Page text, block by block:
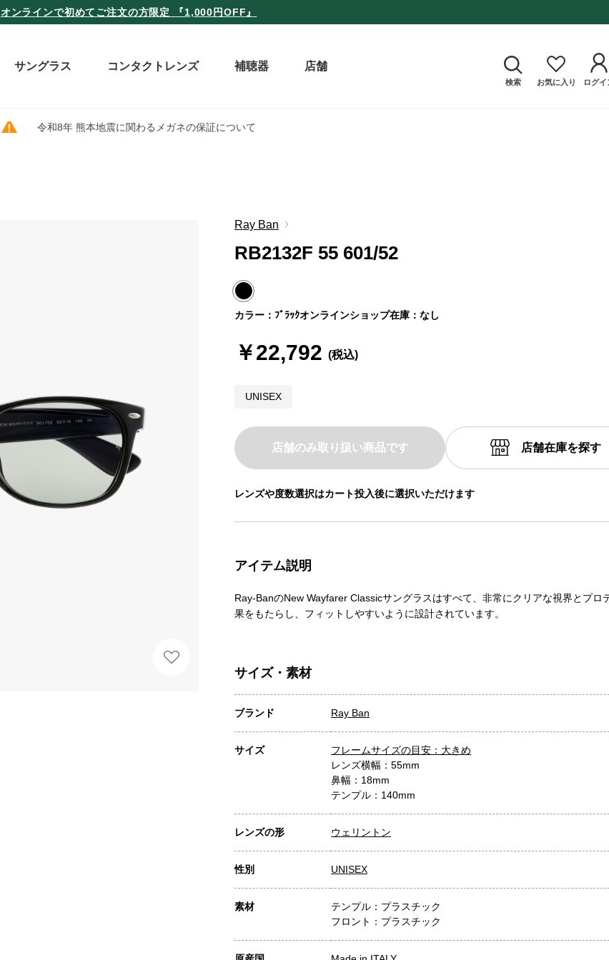
オンラインで初めてご注文の方限定 『1,000円OFF』
サングラス コンタクトレンズ 補聴器 店舗
検索 お気に入り ログイ
令和8年 熊本地震に関わるメガネの保証について
レンズや度数選択はカート投入後に選択いただけます
Ray Ban
カラー：ﾌﾞﾗｯｸオンラインショップ在庫：なし
サイズ・素材
ブランド Ray Ban
サイズ
フレームサイズの目安：大きめ
レンズ横幅：55mm
鼻幅：18mm
テンプル：140mm
レンズの形 ウェリントン
性別 UNISEX
素材
テンプル：プラスチック
フロント：プラスチック
￥22,792
UNISEX
RB2132F 55 601/52
アイテム説明
Ray-BanのNew Wayfarer Classicサングラスはすべて、非常にクリアな視界とプロ
果をもたらし、フィットしやすいように設計されています。
店舗のみ取り扱い商品です 店舗在庫を探す